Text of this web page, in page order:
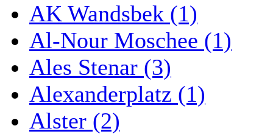
AK Wandsbek (1)
Al-Nour Moschee (1)
Ales Stenar (3)
Alexanderplatz (1)
Alster (2)